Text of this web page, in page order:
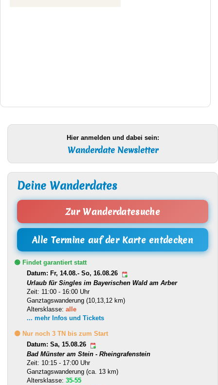
Hier anmelden und dabei sein:
Wanderdate Newsletter
Deine Wanderdates
Zur Wanderdatesuche
Alle Termine auf der Karte entdecken
🟢 Findet garantiert statt
Datum: Fr, 14.08.- So, 16.08.26
Urlaub für Singles im Bayerischen Wald am Arber
Zeit: 11:00 - 16:00 Uhr
Ganztagswanderung (10,13,12 km)
Altersklasse: alle
... mehr Infos und Tickets
🟡 Nur noch 3 TN bis zum Start
Datum: Sa, 15.08.26
Bad Münster am Stein - Rheingrafenstein
Zeit: 10:15 - 17:00 Uhr
Ganztagswanderung (ca. 13 km)
Altersklasse: 35-55